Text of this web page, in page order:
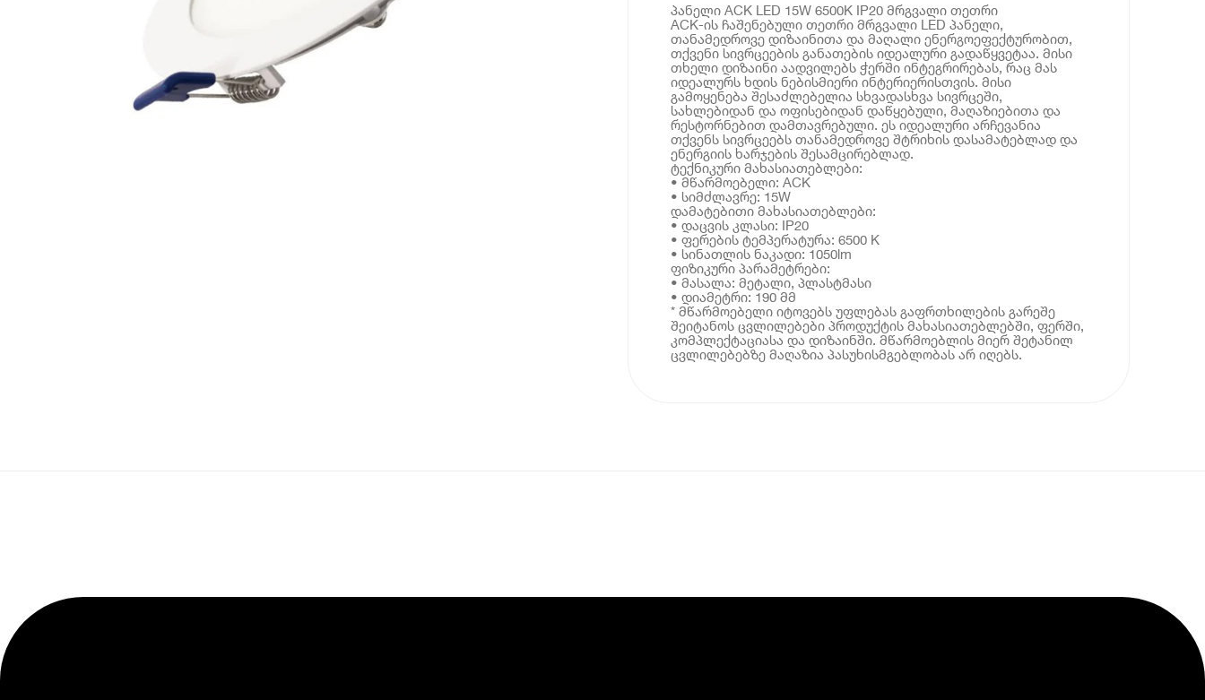
პანელი ACK LED 15W 6500K IP20 მრგვალი თეთრი
ACK-ის ჩაშენებული თეთრი მრგვალი LED პანელი,
თანამედროვე დიზაინითა და მაღალი ენერგოეფექტურობით,
თქვენი სივრცეების განათების იდეალური გადაწყვეტაა. მისი
თხელი დიზაინი აადვილებს ჭერში ინტეგრირებას, რაც მას
იდეალურს ხდის ნებისმიერი ინტერიერისთვის. მისი
გამოყენება შესაძლებელია სხვადასხვა სივრცეში,
სახლებიდან და ოფისებიდან დაწყებული, მაღაზიებითა და
რესტორნებით დამთავრებული. ეს იდეალური არჩევანია
თქვენს სივრცეებს ​​თანამედროვე შტრიხის დასამატებლად და
ენერგიის ხარჯების შესამცირებლად.
ტექნიკური მახასიათებლები:
• მწარმოებელი: ACK
• სიმძლავრე: 15W
დამატებითი მახასიათებლები:
• დაცვის კლასი: IP20
• ფერების ტემპერატურა: 6500 K
• სინათლის ნაკადი: 1050lm
ფიზიკური პარამეტრები:
• მასალა: მეტალი, პლასტმასი
• დიამეტრი: 190 მმ
* მწარმოებელი იტოვებს უფლებას გაფრთხილების გარეშე
შეიტანოს ცვლილებები პროდუქტის მახასიათებლებში, ფერში,
კომპლექტაციასა და დიზაინში. მწარმოებლის მიერ შეტანილ
ცვლილებებზე მაღაზია პასუხისმგებლობას არ იღებს.